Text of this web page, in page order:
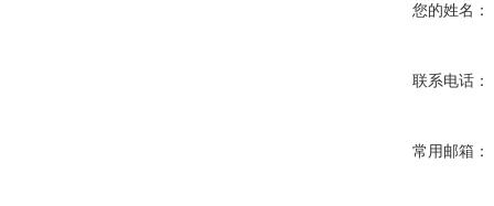
您的姓名：
联系电话：
常用邮箱：